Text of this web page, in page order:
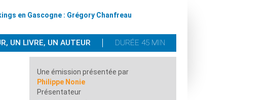
en Gascogne : Grégory Chanfreau
UN LIVRE, UN AUTEUR DURÉE 45 MIN
Une émission présentée par
Philippe Nonie
Présentateur